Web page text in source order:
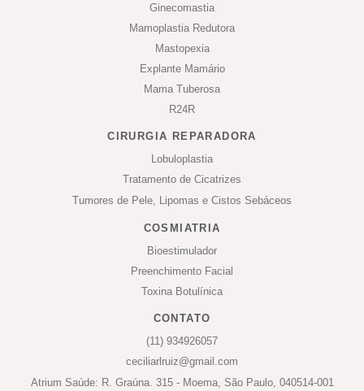
Ginecomastia
Mamoplastia Redutora
Mastopexia
Explante Mamário
Mama Tuberosa
R24R
CIRURGIA REPARADORA
Lobuloplastia
Tratamento de Cicatrizes
Tumores de Pele, Lipomas e Cistos Sebáceos
COSMIATRIA
Bioestimulador
Preenchimento Facial
Toxina Botulínica
CONTATO
(11) 934926057
ceciliarlruiz@gmail.com
Atrium Saúde: R. Graúna. 315 - Moema, São Paulo, 040514-001